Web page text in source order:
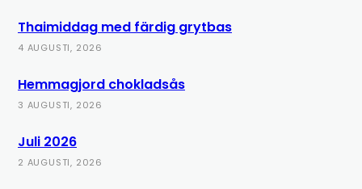
Thaimiddag med färdig grytbas
4 AUGUSTI, 2026
Hemmagjord chokladsås
3 AUGUSTI, 2026
Juli 2026
2 AUGUSTI, 2026